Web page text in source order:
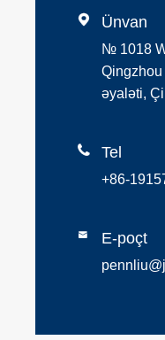
 Ünvan
№ 1018
əyaləti,
 Tel
+86-
 E-poçt